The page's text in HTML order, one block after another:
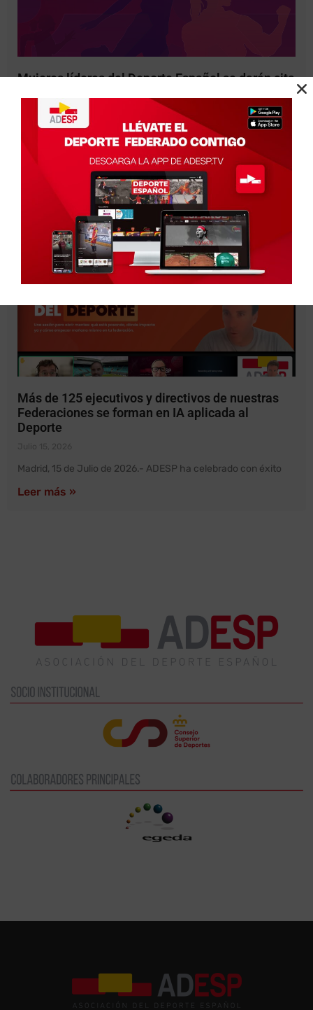
Mujeres líderes del Deporte Español se darán cita
ADESP, el Gobierno de Navarra y la Fundación
Deporte Joven del CSD
Julio 29, 2026
Madrid, 29 de Julio de 2026.- La Asociación del Deporte
Más de 125 ejecutivos y directivos de nuestras
Federaciones se forman en IA aplicada al
Deporte
Madrid, 15 de Julio de 2026.- ADESP ha celebrado con éxito
Leer más »